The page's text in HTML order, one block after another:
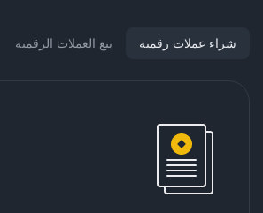
شراء عملات رقمية بيع العملات الرقمية